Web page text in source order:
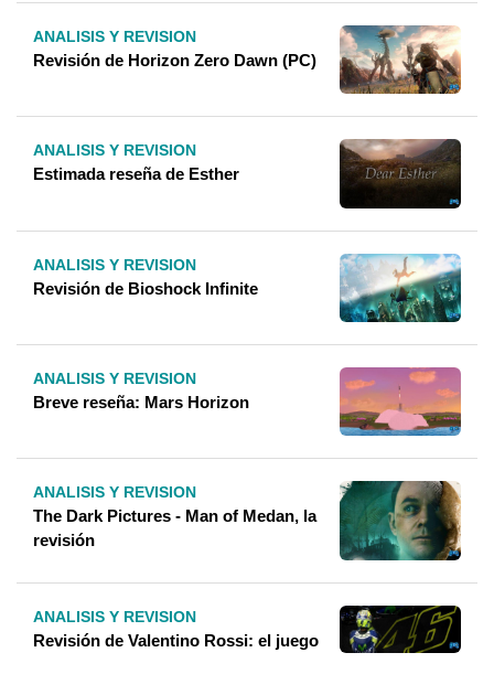
ANALISIS Y REVISION
Revisión de Horizon Zero Dawn (PC)
ANALISIS Y REVISION
Estimada reseña de Esther
ANALISIS Y REVISION
Revisión de Bioshock Infinite
ANALISIS Y REVISION
Breve reseña: Mars Horizon
ANALISIS Y REVISION
The Dark Pictures - Man of Medan, la
revisión
ANALISIS Y REVISION
Revisión de Valentino Rossi: el juego